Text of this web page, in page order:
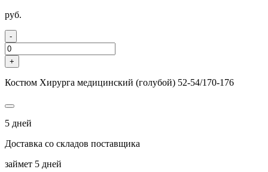
руб.
-
+
Костюм Хирурга медицинский (голубой) 52-54/170-176
5 дней
Доставка со складов поставщика
займет 5 дней